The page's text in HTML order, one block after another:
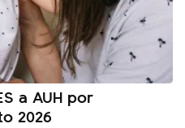
a AUH por
2026